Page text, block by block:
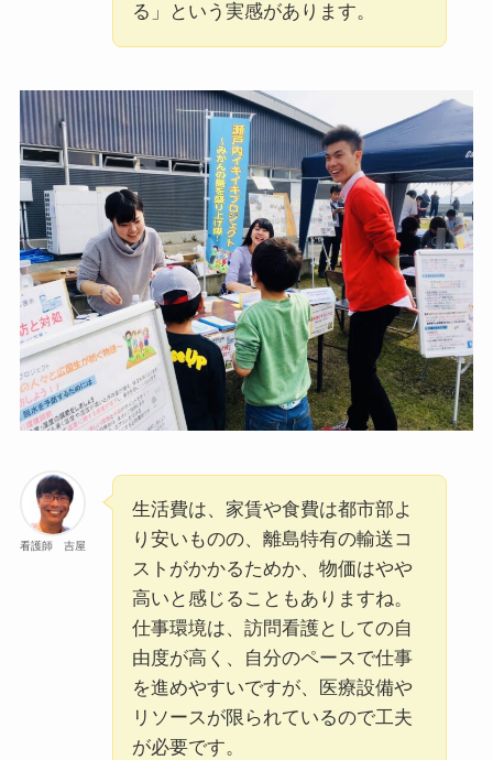
る」という実感があります。
看護師 吉屋
生活費は、家賃や食費は都市部よ
り安いものの、離島特有の輸送コ
ストがかかるためか、物価はやや
高いと感じることもありますね。
仕事環境は、訪問看護としての自
由度が高く、自分のペースで仕事
を進めやすいですが、医療設備や
リソースが限られているので工夫
が必要です。